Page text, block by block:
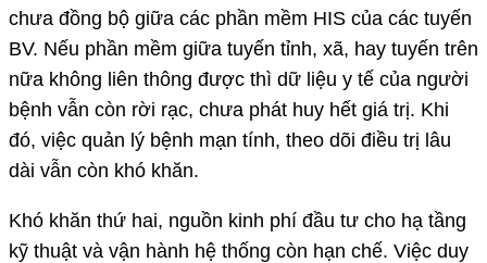
chưa đồng bộ giữa các phần mềm HIS của các tuyến
BV. Nếu phần mềm giữa tuyến tỉnh, xã, hay tuyến trên
nữa không liên thông được thì dữ liệu y tế của người
bệnh vẫn còn rời rạc, chưa phát huy hết giá trị. Khi
đó, việc quản lý bệnh mạn tính, theo dõi điều trị lâu
dài vẫn còn khó khăn.
Khó khăn thứ hai, nguồn kinh phí đầu tư cho hạ tầng
kỹ thuật và vận hành hệ thống còn hạn chế. Việc duy